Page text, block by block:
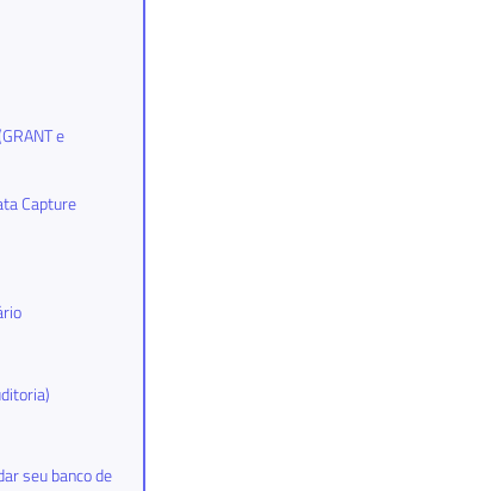
e
Capture
seu banco de